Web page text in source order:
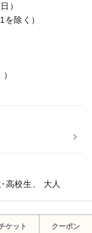
）
除く）
高校生、 大人
ケット クーポン